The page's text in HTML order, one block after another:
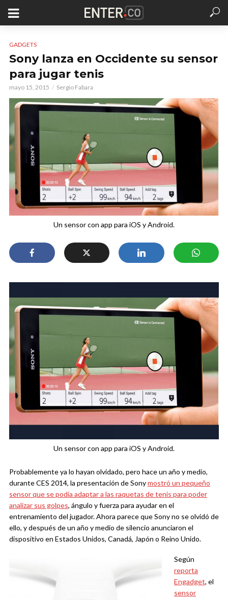
GADGETS
Sony lanza en Occidente su sensor
para jugar tenis
mayo 15, 2015 Sergio Fabara
Un sensor con app para iOS y Android.
Un sensor con app para iOS y Android.
Probablemente ya lo hayan olvidado, pero hace un año y medio,
durante CES 2014, la presentación de Sonymostró un pequeño
sensor que se podía adaptar a las raquetas de tenis para poder
analizar sus golpes, ángulo y fuerza para ayudar en el
entrenamiento del jugador. Ahora parece que Sony no se olvidó de
ello, y después de un año y medio de silencio anunciaron el
dispositivo en Estados Unidos, Canadá, Japón o Reino Unido.
Según
reporta
Engadget, el
sensor